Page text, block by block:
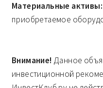
Материальные активы:
приобретаемое
Внимание! Данное
инвестиционной